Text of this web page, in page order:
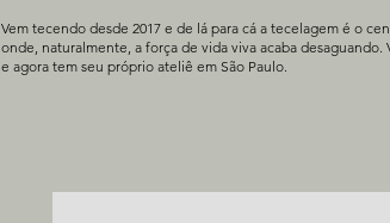
Vem tecendo desde 2017 e de lá para cá a tecelagem é o
onde, naturalmente, a força de vida viva acaba desaguando.
e agora tem seu próprio ateliê em São Paulo.